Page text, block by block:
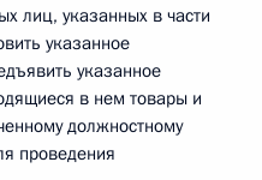
лиц, указанных в части
указанное
указанное
в нем товары и
должностному
проведения